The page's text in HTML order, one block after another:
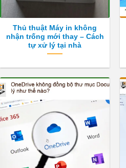
Thủ thuật Máy in không
nhận trống mới thay – Cách
tự xử lý tại nhà